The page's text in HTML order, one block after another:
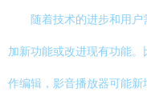
随着技术的进步和用
加新功能或改进现有功能
作编辑，影音播放器可能